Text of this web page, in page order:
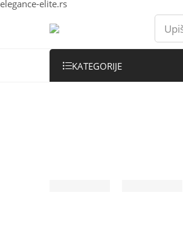
elegance-elite.rs
KATEGORIJE